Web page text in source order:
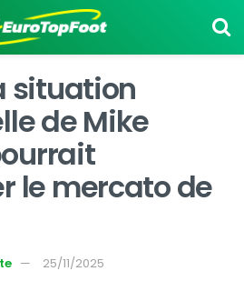
situation
de Mike
le mercato de
25/11/2025